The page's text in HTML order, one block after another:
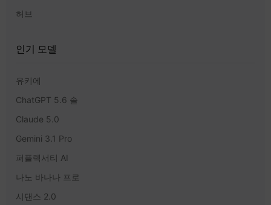
허브
인기 모델
유키에
ChatGPT 5.6 솔
Claude 5.0
Gemini 3.1 Pro
퍼플렉서티 AI
나노 바나나 프로
시댄스 2.0